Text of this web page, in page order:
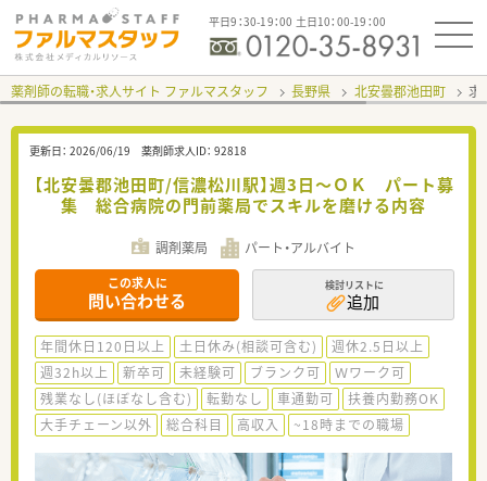
平日9：30-19：00 土日10：00-19：00
薬剤師の転職・求人サイト ファルマスタッフ 長野県 北安曇郡池田町 求
更新日： 2026/06/19 薬剤師求人ID： 92818
【北安曇郡池田町/信濃松川駅】週3日～ＯＫ パート募
集 総合病院の門前薬局でスキルを磨ける内容
調剤薬局 パート・アルバイト
この求人に
問い合わせる
検討リストに
追加
年間休日120日以上 土日休み(相談可含む)
週休2.5日以上
週32h以上
新卒可 未経験可 ブランク可
Ｗワーク可
残業なし(ほぼなし含む)
転勤なし 車通勤可
扶養内勤務OK
大手チェーン以外
総合科目 高収入 ~18時までの職場